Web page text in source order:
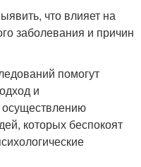
что влияет на
заболевания и причин
помогут
и
которых беспокоят